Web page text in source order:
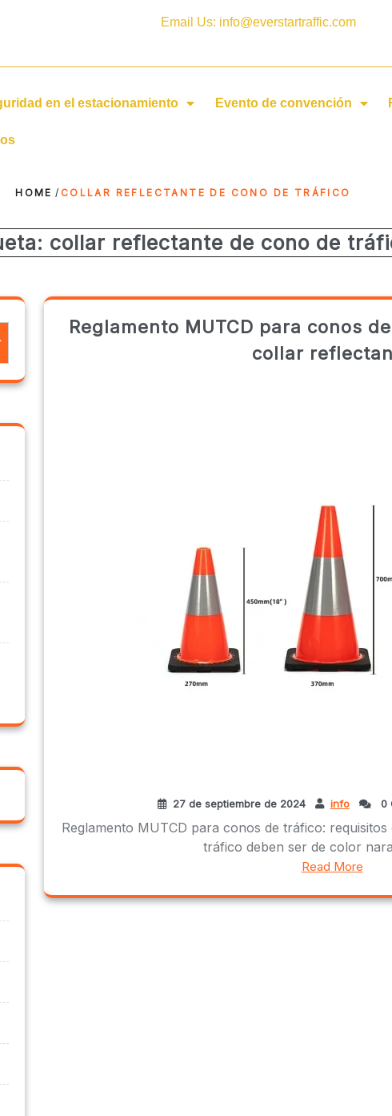
Email Us: info@everstartraffic.com
en el estacionamiento Evento de convención
HOME / COLLAR REFLECTANTE DE CONO DE TRÁFICO
collar reflectante de cono de
Reglamento MUTCD para conos
collar
27 de septiembre de 2024 info 0
Reglamento MUTCD para conos de tráfico:
tráfico deben ser de color
Read More